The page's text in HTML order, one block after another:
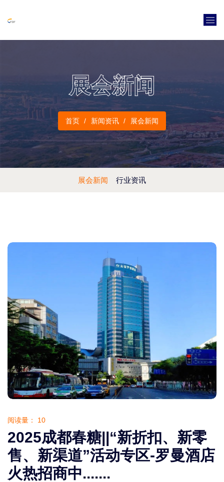
展会新闻
首页 新闻资讯 展会新闻
展会新闻 行业资讯
阅读量： 10
2025成都春糖||“新折扣、新零
售、新渠道”活动专区-罗曼酒店
火热招商中.......